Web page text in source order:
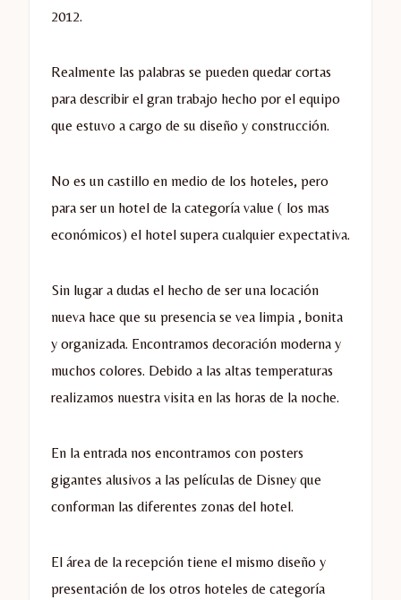
2012.
Realmente las palabras se pueden quedar cortas
para describir el gran trabajo hecho por el equipo
que estuvo a cargo de su diseño y construcción.
No es un castillo en medio de los hoteles, pero
para ser un hotel de la categoría value ( los mas
económicos) el hotel supera cualquier expectativa.
Sin lugar a dudas el hecho de ser una locación
nueva hace que su presencia se vea limpia , bonita
y organizada. Encontramos decoración moderna y
muchos colores. Debido a las altas temperaturas
realizamos nuestra visita en las horas de la noche.
En la entrada nos encontramos con posters
gigantes alusivos a las películas de Disney que
conforman las diferentes zonas del hotel.
El área de la recepción tiene el mismo diseño y
presentación de los otros hoteles de categoría